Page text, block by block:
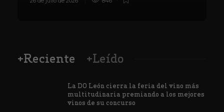
+Reciente +Leído
La DO León cierra la feria del vino más
multitudinaria premiando a los mejores
vinos de su concurso